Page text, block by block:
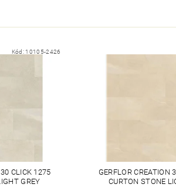
Kód: 10105-2426
CLICK 1275
GREY
GERFLOR CREATION
CURTON STONE